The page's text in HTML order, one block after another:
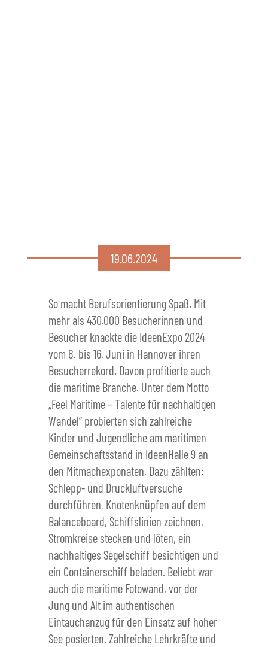
19.06.2024
So macht Berufsorientierung Spaß. Mit
mehr als 430.000 Besucherinnen und
Besucher knackte die IdeenExpo 2024
vom 8. bis 16. Juni in Hannover ihren
Besucherrekord. Davon profitierte auch
die maritime Branche. Unter dem Motto
„Feel Maritime – Talente für nachhaltigen
Wandel“ probierten sich zahlreiche
Kinder und Jugendliche am maritimen
Gemeinschaftsstand in IdeenHalle 9 an
den Mitmachexponaten. Dazu zählten:
Schlepp- und Druckluftversuche
durchführen, Knotenknüpfen auf dem
Balanceboard, Schiffslinien zeichnen,
Stromkreise stecken und löten, ein
nachhaltiges Segelschiff besichtigen und
ein Containerschiff beladen. Beliebt war
auch die maritime Fotowand, vor der
Jung und Alt im authentischen
Eintauchanzug für den Einsatz auf hoher
See posierten. Zahlreiche Lehrkräfte und